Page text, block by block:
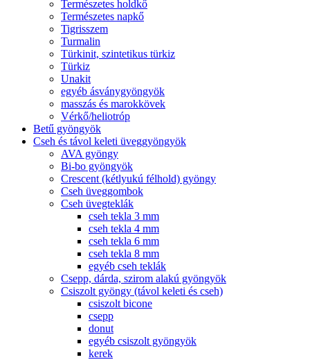
Természetes holdkő
Természetes napkő
Tigrisszem
Turmalin
Türkinit, szintetikus türkiz
Türkiz
Unakit
egyéb ásványgyöngyök
masszás és marokkövek
Vérkő/heliotróp
Betű gyöngyök
Cseh és távol keleti üveggyöngyök
AVA gyöngy
Bi-bo gyöngyök
Crescent (kétlyukú félhold) gyöngy
Cseh üveggombok
Cseh üvegteklák
cseh tekla 3 mm
cseh tekla 4 mm
cseh tekla 6 mm
cseh tekla 8 mm
egyéb cseh teklák
Csepp, dárda, szirom alakú gyöngyök
Csiszolt gyöngy (távol keleti és cseh)
csiszolt bicone
csepp
donut
egyéb csiszolt gyöngyök
kerek